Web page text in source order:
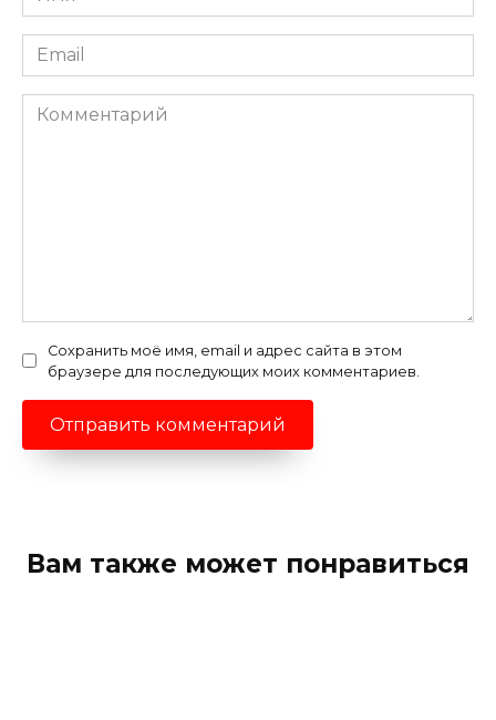
*
Email
*
Комментарий
Сохранить моё имя, email и адрес сайта в этом
браузере для последующих моих комментариев.
Вам также может понравиться